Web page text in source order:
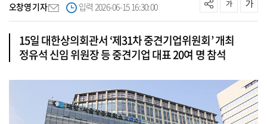
오창영 기자 입력 2026-06-15 16:30:00
15일 대한상의회관서 ‘제31차 중견기업위원회’ 개최
정유석 신임 위원장 등 중견기업 대표 20여 명 참석